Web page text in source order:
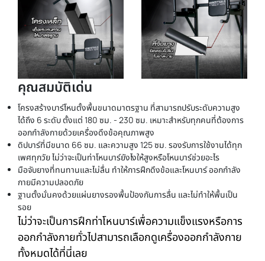
คุณสมบัติเด่น
โครงสร้างบาร์โหนตั้งพื้นขนาดมาตรฐาน ที่สามารถปรับระดับความสูง
ได้ถึง 6 ระดับ ตั้งแต่ 180 ซม. - 230 ซม. เหมาะสำหรับทุกคนที่ต้องการ
ออกกำลังกายด้วยเครื่องดึงข้อคุณภาพสูง
ดิปบาร์ที่มีขนาด 66 ซม. และความสูง 125 ซม. รองรับการใช้งานได้ทุก
เพศทุกวัย ไม่ว่าจะเป็นท่าโหนบาร์ยังไงให้สูงหรือโหนบาร์ช่วยอะไร
มือจับยางที่ทนทานและไม่ลื่น ทำให้การฝึกดึงข้อและโหนบาร์ ออกกำลัง
กายมีความปลอดภัย
ฐานตั้งมั่นคงด้วยแผ่นยางรองพื้นป้องกันการลื่น และไม่ทำให้พื้นเป็น
รอย
ไม่ว่าจะเป็นการฝึกท่าโหนบาร์เพื่อความแข็งแรงหรือการ
ออกกำลังกายทั่วไปสามารถเลือกดูเครื่องออกกำลังกาย
ทั้งหมดได้ที่นี่เลย